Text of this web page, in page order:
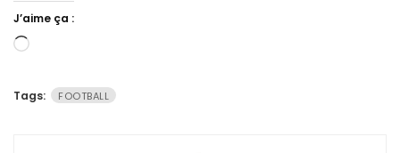
J’aime ça :
Chargement…
Tags: FOOTBALL